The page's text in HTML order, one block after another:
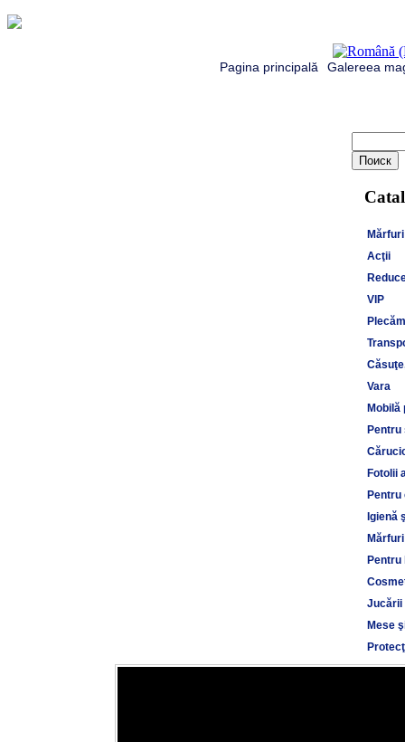
Pagina principală Galereea
Acţii
VIP
Vara
Mobilă
Pentru
Fotolii
Igienă
Pentru
Jucării
Mese